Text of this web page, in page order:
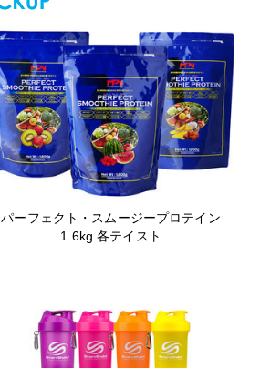
パーフェクト・スムージープロテイン
1.6kg 各テイスト